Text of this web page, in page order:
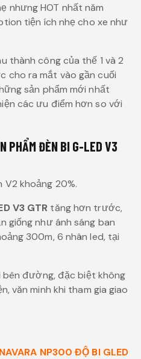
nhưng HOT nhất năm
tiện ích nhẹ cho xe như
thành công của thế 1 và 2
cho ra mắt vào gần cuối
sản phẩm mới nhất
các ưu điểm hơn so với
PHẨM ĐÈN BI G-LED V3
V2 khoảng 20%.
V3 GTR tăng hơn trước,
giống như ánh sáng ban
300m, 6 nhân led, tại
đường, đặc biệt không
văn minh khi tham gia giao
NP300 ĐỘ BI GLED